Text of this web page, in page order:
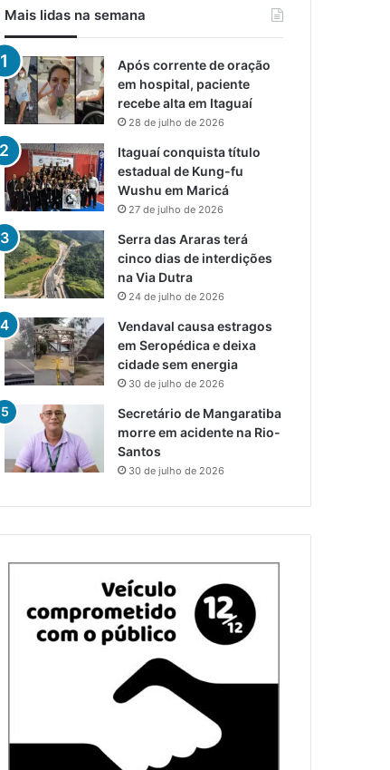
Mais lidas na semana
Após corrente de oração
em hospital, paciente
recebe alta em Itaguaí
28 de julho de 2026
Itaguaí conquista título
estadual de Kung-fu
Wushu em Maricá
27 de julho de 2026
Serra das Araras terá
cinco dias de interdições
na Via Dutra
24 de julho de 2026
Vendaval causa estragos
em Seropédica e deixa
cidade sem energia
30 de julho de 2026
Secretário de Mangaratiba
morre em acidente na Rio-
Santos
30 de julho de 2026